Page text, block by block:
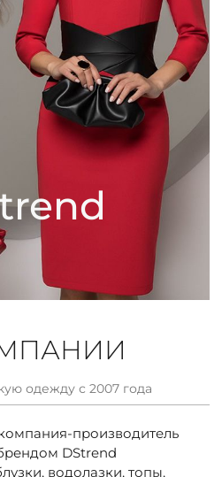
ВОПРОСЫ
одежду с 2007 года
производитель
DStrend
водолазки, топы,